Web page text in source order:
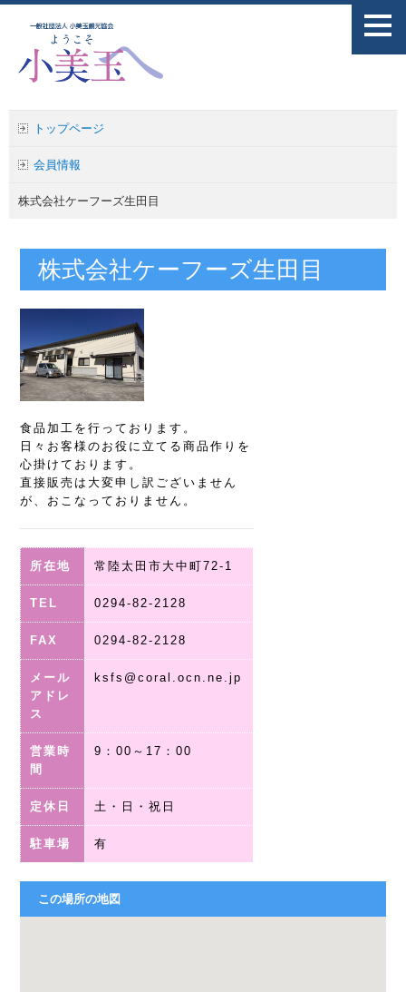
トップページ
会員情報
株式会社ケーフーズ生田目
株式会社ケーフーズ生田目
食品加工を行っております。
日々お客様のお役に立てる商品作りを
心掛けております。
直接販売は大変申し訳ございません
が、おこなっておりません。
所在地 常陸太田市大中町72-1
TEL 0294-82-2128
FAX 0294-82-2128
メール
アドレ
ス
ksfs@coral.ocn.ne.jp
営業時
間
9：00～17：00
定休日 土・日・祝日
駐車場 有
この場所の地図